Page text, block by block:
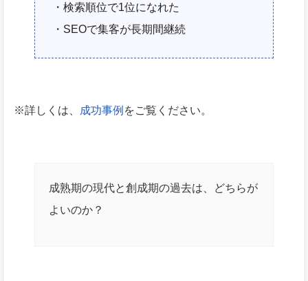
・検索順位で1位になれた
・SEOで集客が長期間継続
※詳しくは、 成功事例 をご覧ください。
成熟期の現代と創成期の過去は、どちらが
よいのか？